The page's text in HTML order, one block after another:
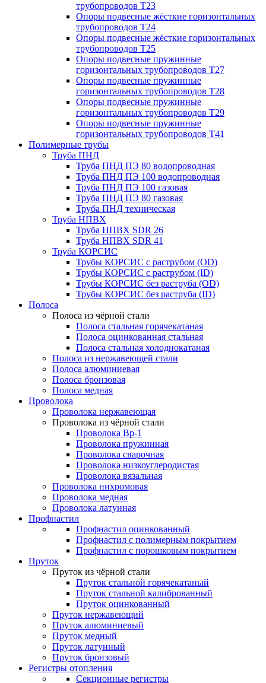
трубопроводов Т23
Опоры подвесные жёсткие горизонтальных
трубопроводов Т24
Опоры подвесные жёсткие горизонтальных
трубопроводов Т25
Опоры подвесные пружинные
горизонтальных трубопроводов Т27
Опоры подвесные пружинные
горизонтальных трубопроводов Т28
Опоры подвесные пружинные
горизонтальных трубопроводов Т29
Опоры подвесные пружинные
горизонтальных трубопроводов Т41
Полимерные трубы
Труба ПНД
Труба ПНД ПЭ 80 водопроводная
Труба ПНД ПЭ 100 водопроводная
Труба ПНД ПЭ 100 газовая
Труба ПНД ПЭ 80 газовая
Труба ПНД техническая
Труба НПВХ
Труба НПВХ SDR 26
Труба НПВХ SDR 41
Труба КОРСИС
Трубы КОРСИС с раструбом (OD)
Трубы КОРСИС с раструбом (ID)
Трубы КОРСИС без раструба (OD)
Трубы КОРСИС без раструба (ID)
Полоса
Полоса из чёрной стали
Полоса стальная горячекатаная
Полоса оцинкованная стальная
Полоса стальная холоднокатаная
Полоса из нержавеющей стали
Полоса алюминиевая
Полоса бронзовая
Полоса медная
Проволока
Проволока нержавеющая
Проволока из чёрной стали
Проволока Вр-1
Проволока пружинная
Проволока сварочная
Проволока низкоуглеродистая
Проволока вязальная
Проволока нихромовая
Проволока медная
Проволока латунная
Профнастил
Профнастил оцинкованный
Профнастил с полимерным покрытием
Профнастил с порошковым покрытием
Пруток
Пруток из чёрной стали
Пруток стальной горячекатаный
Пруток стальной калиброванный
Пруток оцинкованный
Пруток нержавеющий
Пруток алюминиевый
Пруток медный
Пруток латунный
Пруток бронзовый
Регистры отопления
Секционные регистры